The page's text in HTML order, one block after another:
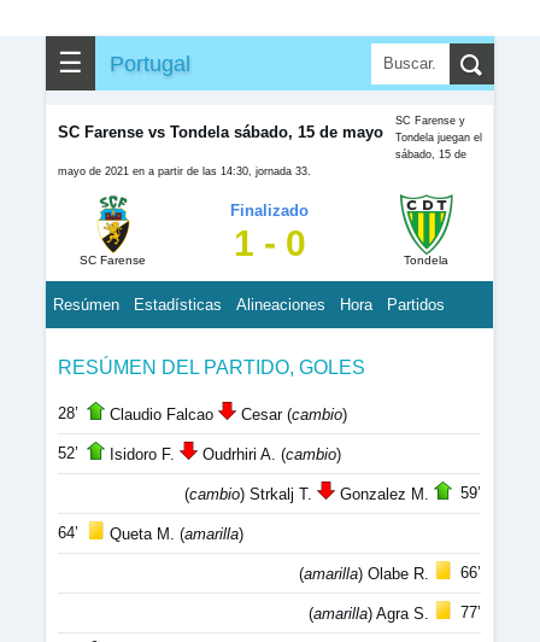
☰ Portugal
SC Farense vs Tondela sábado, 15 de mayo
SC Farense y
Tondela juegan el
sábado, 15 de
mayo de 2021 en a partir de las 14:30, jornada 33.
SC Farense
Finalizado
1 - 0 Tondela
Resúmen Estadísticas Alineaciones Hora Partidos
RESÚMEN DEL PARTIDO, GOLES
28’ Claudio Falcao Cesar (cambio)
52’ Isidoro F. Oudrhiri A. (cambio)
(cambio) Strkalj T. Gonzalez M. 59’
64’ Queta M. (amarilla)
(amarilla) Olabe R. 66’
(amarilla) Agra S. 77’